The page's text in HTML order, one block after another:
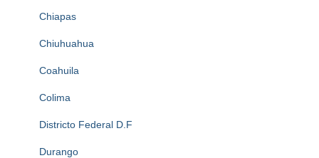
Chiapas
Chiuhuahua
Coahuila
Colima
Districto Federal D.F
Durango